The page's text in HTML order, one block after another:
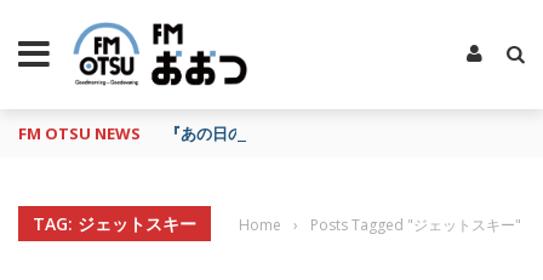
FM OTSU NEWS 『あの日の放送、もう一度聴きたいな…』にお応え
TAG: ジェットスキー Home › Posts Tagged "ジェットスキー"